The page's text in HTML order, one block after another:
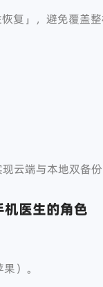
复」，避免覆盖
云端与本地双备
医生的角色
）。